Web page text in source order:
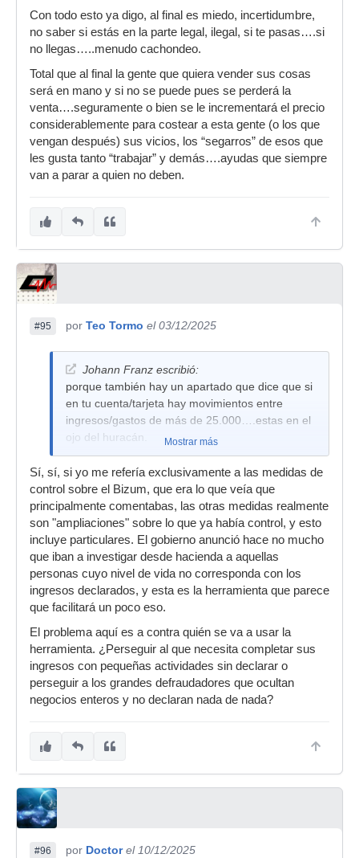
Con todo esto ya digo, al final es miedo, incertidumbre,
no saber si estás en la parte legal, ilegal, si te pasas….si
no llegas…..menudo cachondeo.
Total que al final la gente que quiera vender sus cosas
será en mano y si no se puede pues se perderá la
venta….seguramente o bien se le incrementará el precio
considerablemente para costear a esta gente (o los que
vengan después) sus vicios, los “segarros” de esos que
les gusta tanto “trabajar” y demás….ayudas que siempre
van a parar a quien no deben.
#95 por Teo Tormo el 03/12/2025
Johann Franz escribió:
porque también hay un apartado que dice que si
en tu cuenta/tarjeta hay movimientos entre
ingresos/gastos de más de 25.000….estas en el
ojo del huracán.
Mostrar más
Sí, sí, si yo me refería exclusivamente a las medidas de
control sobre el Bizum, que era lo que veía que
principalmente comentabas, las otras medidas realmente
son "ampliaciones" sobre lo que ya había control, y esto
incluye particulares. El gobierno anunció hace no mucho
que iban a investigar desde hacienda a aquellas
personas cuyo nivel de vida no corresponda con los
ingresos declarados, y esta es la herramienta que parece
que facilitará un poco eso.
El problema aquí es a contra quién se va a usar la
herramienta. ¿Perseguir al que necesita completar sus
ingresos con pequeñas actividades sin declarar o
perseguir a los grandes defraudadores que ocultan
negocios enteros y no declaran nada de nada?
#96 por Doctor el 10/12/2025